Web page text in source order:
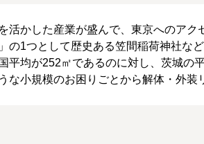
活かした産業が盛んで、東京へのア
の1つとして歴史ある笠間稲荷神社
平均が252㎡であるのに対し、茨城の
な小規模のお困りごとから解体・外